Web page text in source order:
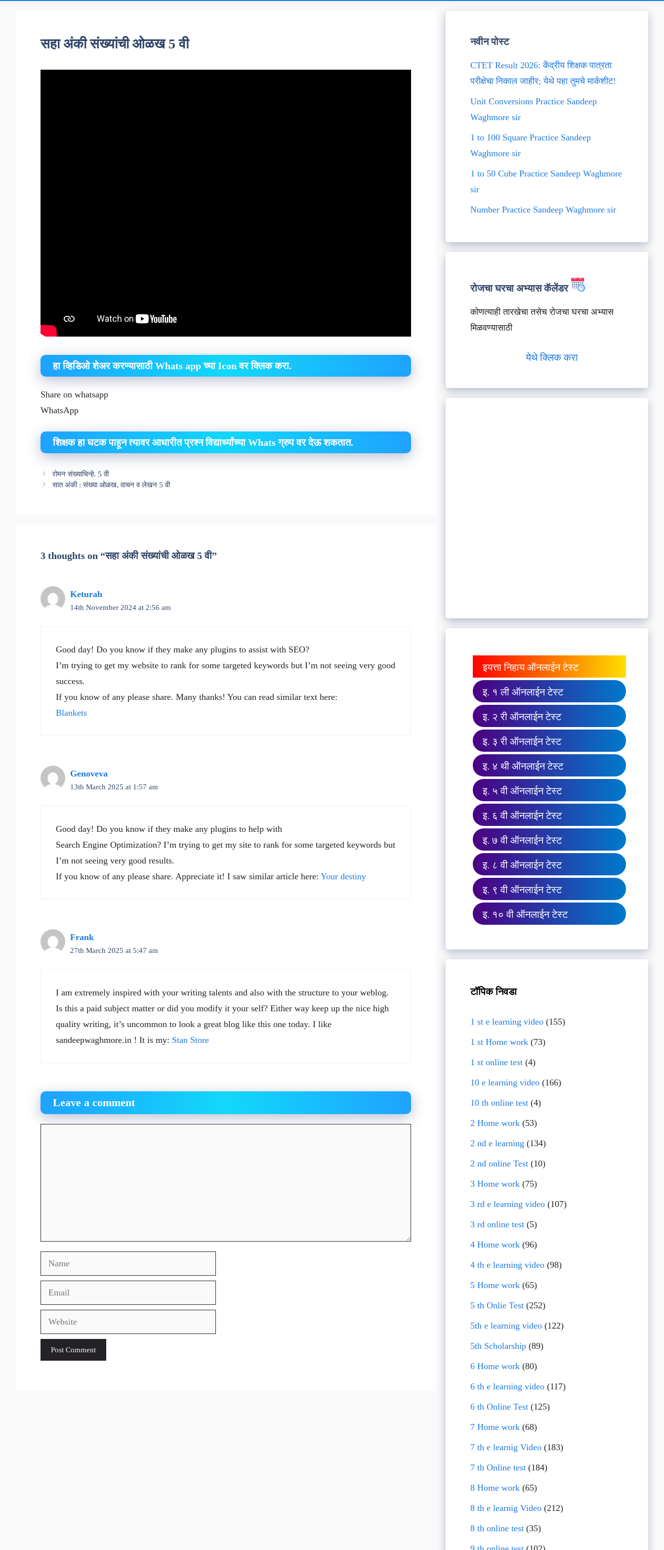
सहा अंकी संख्यांची ओळख 5 वी
हा व्हिडिओ शेअर करण्यासाठी Whats app च्या Icon वर क्लिक करा.
Share on whatsapp
WhatsApp
शिक्षक हा घटक पाहून त्यावर आधारीत प्रश्न विद्यार्थ्यांच्या Whats ग्रुप वर देऊ शकतात.
रोमन संख्याचिन्हे. 5 वी
सात अंकी : संख्या ओळख, वाचन व लेखन 5 वी
3 thoughts on “सहा अंकी संख्यांची ओळख 5 वी”
Keturah
14th November 2024 at 2:56 am
Good day! Do you know if they make any plugins to assist with SEO?
I’m trying to get my website to rank for some targeted keywords but I’m not seeing very good
success.
If you know of any please share. Many thanks! You can read similar text here:
Blankets
Genoveva
13th March 2025 at 1:57 am
Good day! Do you know if they make any plugins to help with
Search Engine Optimization? I’m trying to get my site to rank for some targeted keywords but
I’m not seeing very good results.
If you know of any please share. Appreciate it! I saw similar article here: Your destiny
Frank
27th March 2025 at 5:47 am
I am extremely inspired with your writing talents and also with the structure to your weblog.
Is this a paid subject matter or did you modify it your self? Either way keep up the nice high
quality writing, it’s uncommon to look a great blog like this one today. I like
sandeepwaghmore.in ! It is my: Stan Store
Leave a comment
Name
Email
Website
नवीन पोस्ट
CTET Result 2026: केंद्रीय शिक्षक पात्रता
परीक्षेचा निकाल जाहीर; येथे पहा तुमचे मार्कशीट!
Unit Conversions Practice Sandeep
Waghmore sir
1 to 100 Square Practice Sandeep
Waghmore sir
1 to 50 Cube Practice Sandeep Waghmore
sir
Number Practice Sandeep Waghmore sir
रोजचा घरचा अभ्यास कॅलेंडर
कोणत्याही तारखेचा तसेच रोजचा घरचा अभ्यास
मिळवण्यासाठी
येथे क्लिक करा
इयत्ता निहाय ऑनलाईन टेस्ट
इ. १ ली ऑनलाईन टेस्ट
इ. २ री ऑनलाईन टेस्ट
इ. ३ री ऑनलाईन टेस्ट
इ. ४ थी ऑनलाईन टेस्ट
इ. ५ वी ऑनलाईन टेस्ट
इ. ६ वी ऑनलाईन टेस्ट
इ. ७ वी ऑनलाईन टेस्ट
इ. ८ वी ऑनलाईन टेस्ट
इ. ९ वी ऑनलाईन टेस्ट
इ. १० वी ऑनलाईन टेस्ट
टॉपिक निवडा
1 st e learning video(155)
1 st Home work(73)
1 st online test(4)
10 e learning video(166)
10 th online test(4)
2 Home work(53)
2 nd e learning (134)
2 nd online Test(10)
3 Home work(75)
3 rd e learning video(107)
3 rd online test(5)
4 Home work(96)
4 th e learning video(98)
5 Home work(65)
5 th Onlie Test(252)
5th e learning video(122)
5th Scholarship(89)
6 Home work(80)
6 th e learning video(117)
6 th Online Test(125)
7 Home work(68)
7 th e learnig Video(183)
7 th Online test(184)
8 Home work(65)
8 th e learnig Video(212)
8 th online test(35)